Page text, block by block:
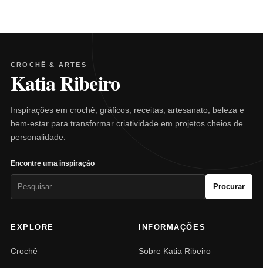
CROCHÊ & ARTES
Katia Ribeiro
Inspirações em crochê, gráficos, receitas, artesanato, beleza e
bem-estar para transformar criatividade em projetos cheios de
personalidade.
Encontre uma inspiração
Procurar
EXPLORE
Crochê
INFORMAÇÕES
Sobre Katia Ribeiro